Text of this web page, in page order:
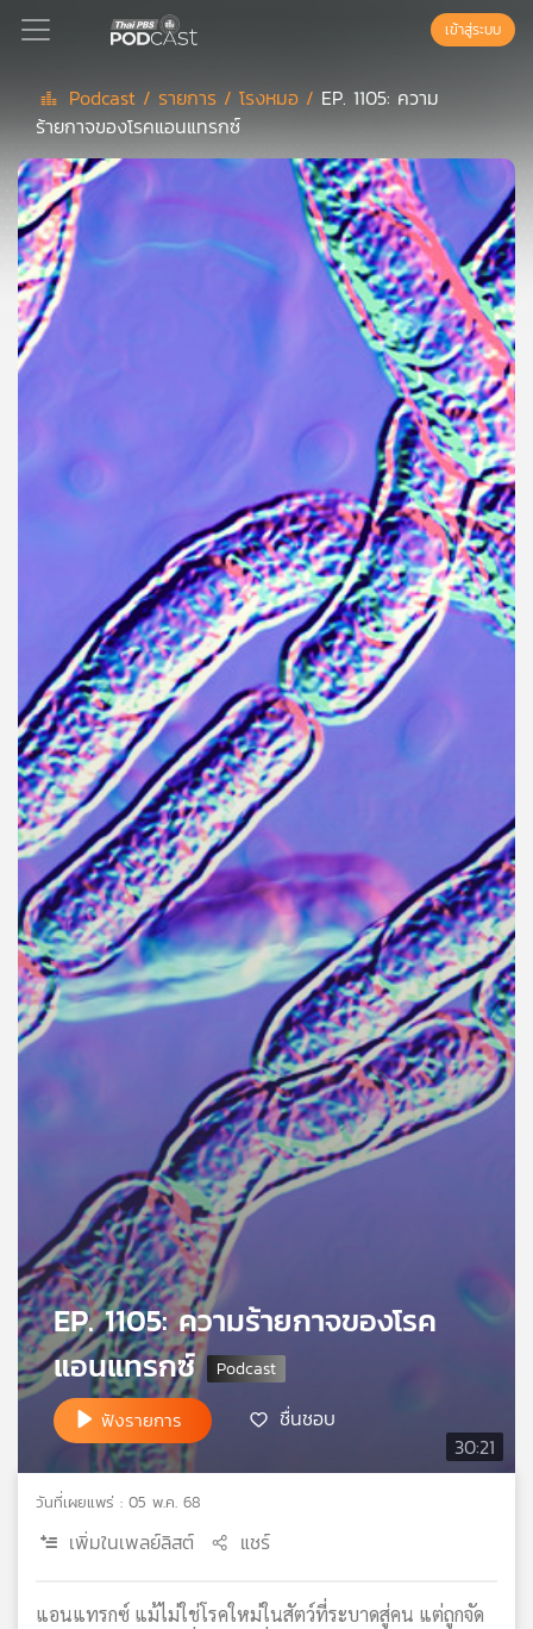
Podcast
เพล
ย์
ลิ
สต์
แนะนำ
บทความ
ข่าว
และ
กิจกรรม
เกี่ยว
กับ
เรา
เอส
แผนที่
วิทยุ
เครือ
เข้าสู่ระบบ
Podcast / รายการ /โรงหมอ / EP. 1105: ความ
ร้ายกาจของโรคแอนแทรกซ์
30:21
EP. 1105: ความร้ายกาจของโรค
แอนแทรกซ์
ฟังรายการ ชื่นชอบ
วันที่เผยแพร่ : 05 พ.ค. 68
เพิ่มในเพลย์ลิสต์ แชร์
แอนแทรกซ์ แม้ไม่ใช่โรคใหม่ในสัตว์ที่ระบาดสู่คน แต่ถูกจัด